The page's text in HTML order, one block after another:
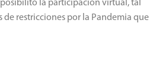
la participación virtual, tal
de restricciones por la Pandemia que